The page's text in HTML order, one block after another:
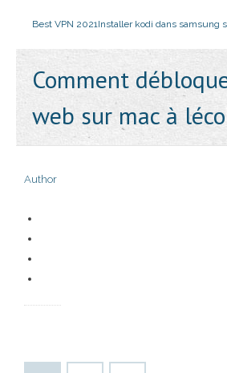
Best VPN 2021Installer kodi dans samsung
Comment
web sur mac à
Author